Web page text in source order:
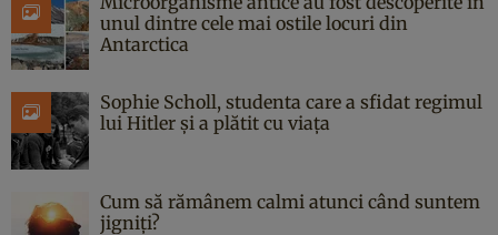
unul dintre cele mai ostile locuri din
Antarctica
Sophie Scholl, studenta care a sfidat regimul
lui Hitler și a plătit cu viața
Cum să rămânem calmi atunci când suntem
jigniți?